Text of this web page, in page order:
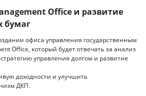
Office и развитие
бумаг
офиса управления государственным
Office, который будет отвечать за анализ
управления долгом и развитие
доходности и улучшить
ДКП.